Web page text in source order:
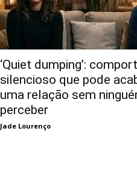
‘Quiet dumping’:
silencioso que pode
uma relação sem
perceber
Jade Lourenço